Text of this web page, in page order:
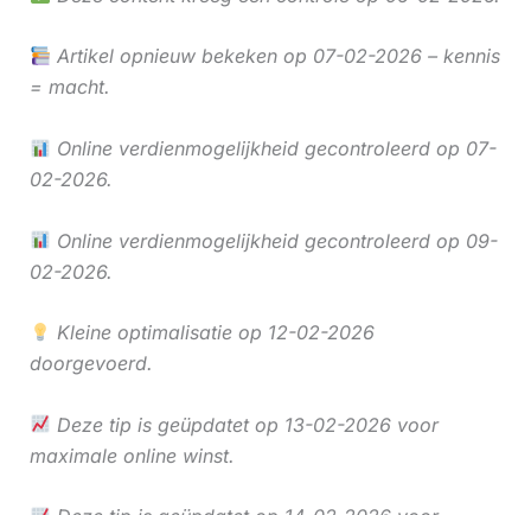
Artikel opnieuw bekeken op 07-02-2026 – kennis
= macht.
Online verdienmogelijkheid gecontroleerd op 07-
02-2026.
Online verdienmogelijkheid gecontroleerd op 09-
02-2026.
Kleine optimalisatie op 12-02-2026
doorgevoerd.
Deze tip is geüpdatet op 13-02-2026 voor
maximale online winst.